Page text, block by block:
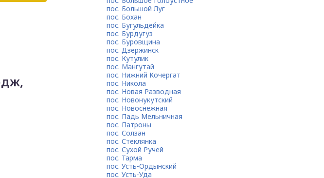
пос. Большой Луг
пос. Бохан
пос. Бугульдейка
пос. Бурдугуз
пос. Буровщина
пос. Дзержинск
пос. Кутулик
пос. Мангутай
пос. Нижний Кочергат
пос. Никола
пос. Новая Разводная
пос. Новонукутский
пос. Новоснежная
пос. Падь Мельничная
пос. Патроны
пос. Солзан
пос. Стеклянка
пос. Сухой Ручей
пос. Тарма
пос. Усть-Ордынский
пос. Усть-Уда